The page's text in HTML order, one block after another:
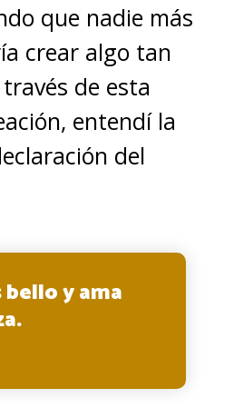
que nadie más
crear algo tan
de esta
entendí la
del
y ama